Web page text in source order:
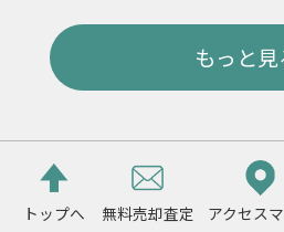
もっと見
トップへ 無料売却査定 アクセス